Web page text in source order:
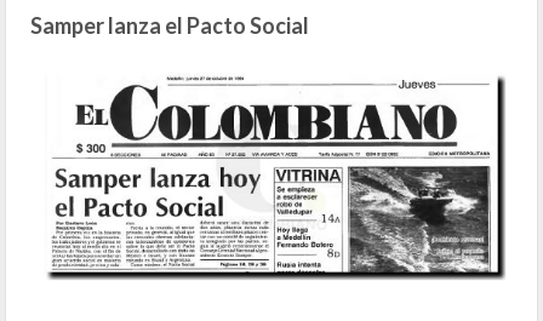
Samper lanza el Pacto Social